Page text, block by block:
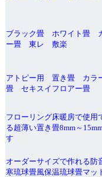
ブラック畳 ホワイト畳
ー畳 東レ 敷楽
アトピー用 置き畳 カラ
畳 セキスイフロアー畳
フローリング床暖房で使用
る超薄い置き畳8mm～
す
オーダーサイズで作れる防
寒琉球畳風保温琉球畳マッ